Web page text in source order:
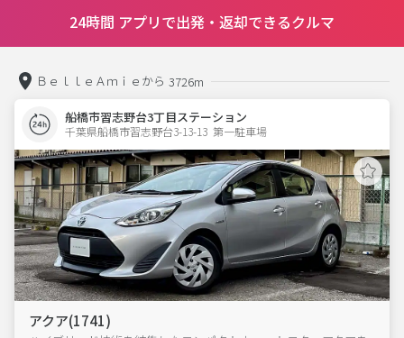
24時間 アプリで出発・返却できるクルマ
ＢｅｌｌｅＡｍｉｅから 3726m
船橋市習志野台3丁目ステーション
千葉県船橋市習志野台3-13-13  第一駐車場
アクア(1741)